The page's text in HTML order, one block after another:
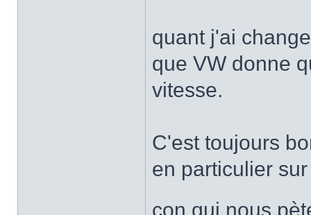
quant j'ai
que VW donne
vitesse.
C'est toujours
en particulier
con qui nous